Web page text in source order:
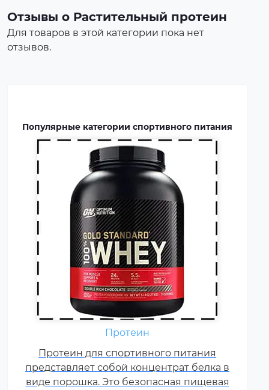
Отзывы о Растительный протеин
Для товаров в этой категории пока нет
отзывов.
Популярные категории спортивного питания
порошка. Это безопасная
пищевая добавка, которая
покрывает часть суточной
спортсменов и бодибилдеров.
Протеин
Протеин для спортивного питания
представляет собой концентрат белка в
виде порошка. Это безопасная пищевая
незаменимые органические
соединения, которые обычно
поступают в организм с
белковой пищей.